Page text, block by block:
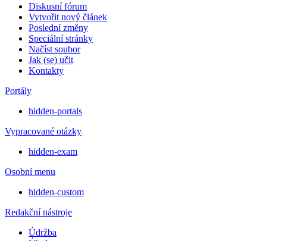
Diskusní fórum
Vytvořit nový článek
Poslední změny
Speciální stránky
Načíst soubor
Jak (se) učit
Kontakty
Portály
hidden-portals
Vypracované otázky
hidden-exam
Osobní menu
hidden-custom
Redakční nástroje
Údržba